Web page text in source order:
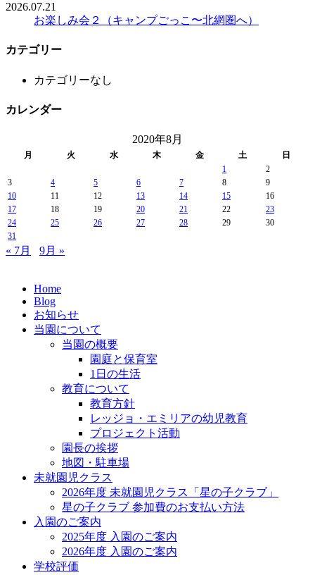
2026.07.21
お楽しみ会２（キャンプごっこ〜北網圏へ）
カテゴリー
カテゴリーなし
カレンダー
2020年8月
月 火 水 木 金 土
日
1
2
3
4 5 6 7 8
9
10
11 12 13 14 15
16
17
18 19 20 21 22
23
24
25 26 27 28 29
30
31
« 7月 9月 »
Home
Blog
お知らせ
当園について
当園の概要
園庭と保育室
1日の生活
教育について
教育方針
レッジョ・エミリアの幼児教育
プロジェクト活動
園長の挨拶
地図・駐車場
未就園児クラス
2026年度 未就園児クラス「星の子クラブ」
星の子クラブ 参加費のお支払い方法
入園のご案内
2025年度 入園のご案内
2026年度 入園のご案内
学校評価